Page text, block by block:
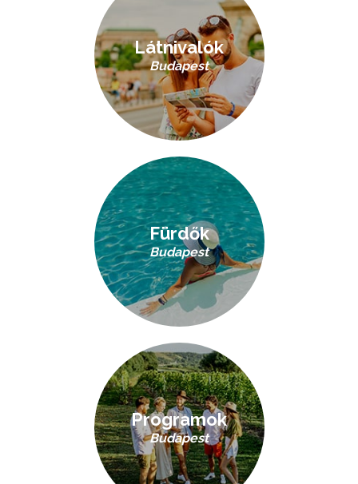
Látnivalók
Budapest
Fürdők
Budapest
Programok
Budapest